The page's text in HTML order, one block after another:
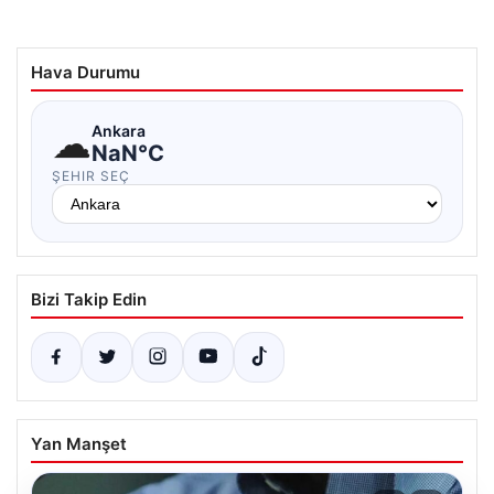
Hava Durumu
☁Ankara
NaN°C
ŞEHIR SEÇ
Bizi Takip Edin
Yan Manşet